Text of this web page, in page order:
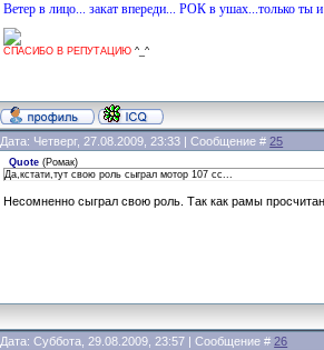
Ветер в лицо... закат впереди... РОК в ушах...только ты
СПАСИБО В РЕПУТАЦИЮ ^_^
Дата: Четверг, 27.08.2009, 23:33 | Сообщение #25
Quote (Ромак)
Да,кстати,тут свою роль сыграл мотор 107 сс...
Несомненно сыграл свою роль. Так как рамы
Дата: Суббота, 29.08.2009, 23:57 | Сообщение #26